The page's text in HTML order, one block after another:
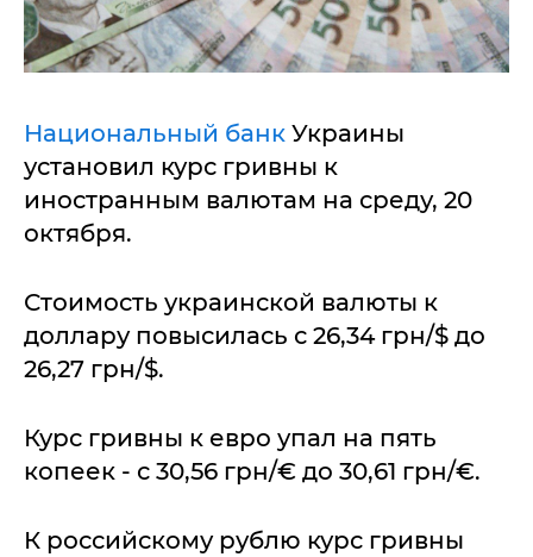
Национальный банк Украины
установил курс гривны к
иностранным валютам на среду, 20
октября.
Стоимость украинской валюты к
доллару повысилась с 26,34 грн/$ до
26,27 грн/$.
Курс гривны к евро упал на пять
копеек - с 30,56 грн/€ до 30,61 грн/€.
К российскому рублю курс гривны